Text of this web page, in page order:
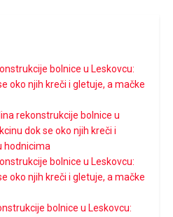
bolnice u Leskovcu:
oko njih kreči i gletuje, a mačke
rekonstrukcije bolnice u
dok se oko njih kreči i
hodnicima
bolnice u Leskovcu:
oko njih kreči i gletuje, a mačke
bolnice u Leskovcu: